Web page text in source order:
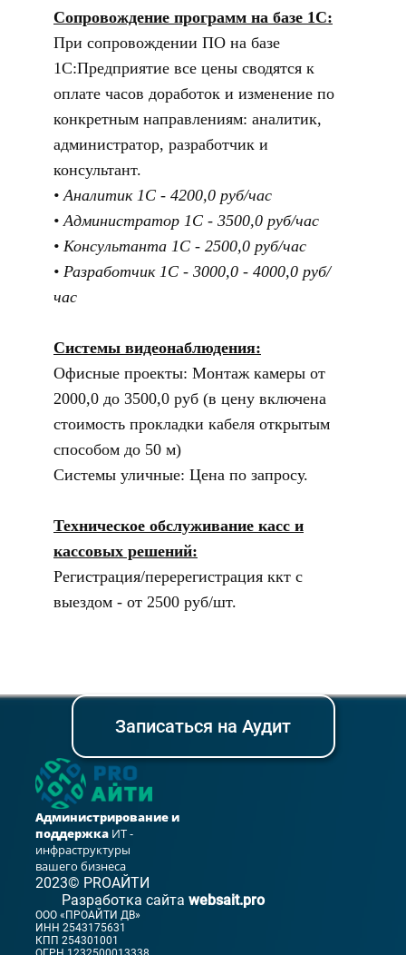
Сопровождение программ на базе 1С:
При сопровождении ПО на базе
1С:Предприятие все цены сводятся к
оплате часов доработок и изменение по
конкретным направлениям: аналитик,
администратор, разработчик и
консультант.
Аналитик 1С - 4200,0 руб/час
Администратор 1С - 3500,0 руб/час
Консультанта 1С - 2500,0 руб/час
Разработчик 1С - 3000,0 - 4000,0 руб/
час
Системы видеонаблюдения:
Офисные проекты: Монтаж камеры от
2000,0 до 3500,0 руб (в цену включена
стоимость прокладки кабеля открытым
способом до 50 м)
Системы уличные: Цена по запросу.
Техническое обслуживание касс и
кассовых решений:
Регистрация/перерегистрация ккт с
выездом - от 2500 руб/шт.
Записаться на Аудит
Администрирование и
поддержка ИТ -
инфраструктуры
вашего бизнеса
2023© PROАЙТИ
Разработка сайта websait.pro
ООО «ПРОАЙТИ ДВ»
ИНН 2543175631
КПП 254301001